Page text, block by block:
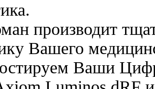
производит
Вашего
Ваши